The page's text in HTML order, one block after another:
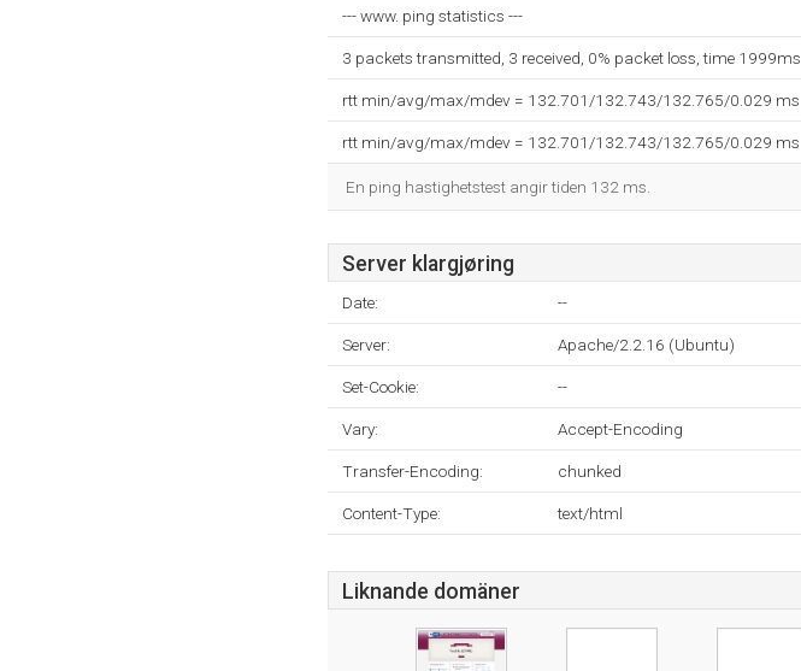
--- www. ping statistics ---
3 packets transmitted, 3 received, 0% packet loss, time 1999ms
rtt min/avg/max/mdev = 132.701/132.743/132.765/0.029 ms
rtt min/avg/max/mdev = 132.701/132.743/132.765/0.029 ms
En ping hastighetstest angir tiden 132 ms.
Server klargjøring
Date: --
Server: Apache/2.2.16 (Ubuntu)
Set-Cookie: --
Vary: Accept-Encoding
Transfer-Encoding: chunked
Content-Type: text/html
Liknande domäner